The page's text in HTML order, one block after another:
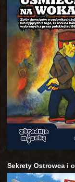
Sekrety Ostrowca i